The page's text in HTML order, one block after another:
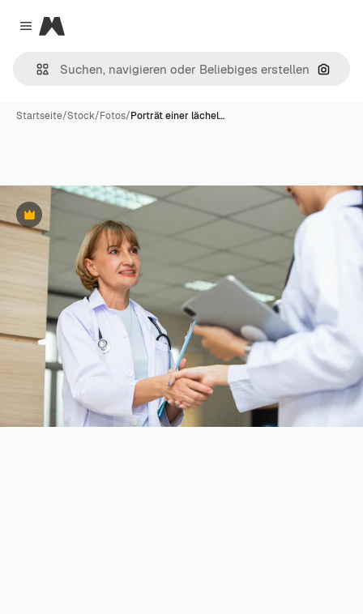
Close menu
Magnific
Nach
Startseite/Stock/Fotos/Porträt einer lächel…
Premium